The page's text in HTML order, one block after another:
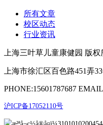
所有文章
校区动态
行业资讯
上海三叶草儿童康健园 版权
上海市徐汇区百色路451弄
PHONE:15601787687
沪ICP备17052110号